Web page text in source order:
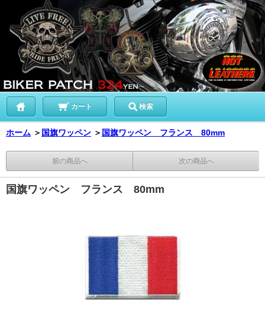
カート 検索
ホーム ＞ 国旗ワッペン ＞ 国旗ワッペン フランス 80mm
前の商品へ 次の商品へ
国旗ワッペン フランス 80mm